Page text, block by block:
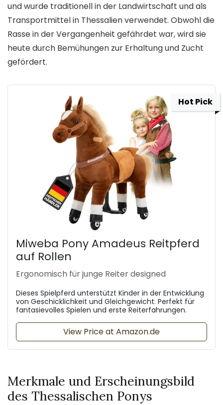
und wurde traditionell in der Landwirtschaft und als
Transportmittel in Thessalien verwendet. Obwohl die
Rasse in der Vergangenheit gefährdet war, wird sie
heute durch Bemühungen zur Erhaltung und Zucht
gefördert.
Hot Pick
Miweba Pony Amadeus Reitpferd
auf Rollen
Ergonomisch für junge Reiter designed
Dieses Spielpferd unterstützt Kinder in der Entwicklung
von Geschicklichkeit und Gleichgewicht. Perfekt für
fantasievolles Spielen und erste Reiterfahrungen.
View Price at Amazon.de
Merkmale und Erscheinungsbild
des Thessalischen Ponys